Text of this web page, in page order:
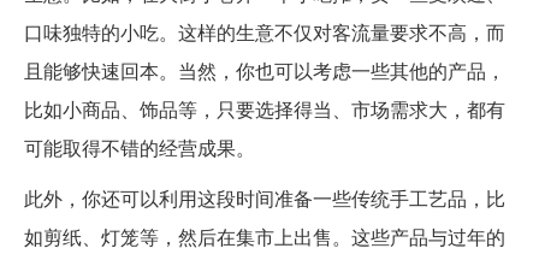
口味独特的小吃。这样的生意不仅对客流量要求不高，而
且能够快速回本。当然，你也可以考虑一些其他的产品，
比如小商品、饰品等，只要选择得当、市场需求大，都有
可能取得不错的经营成果。
此外，你还可以利用这段时间准备一些传统手工艺品，比
如剪纸、灯笼等，然后在集市上出售。这些产品与过年的